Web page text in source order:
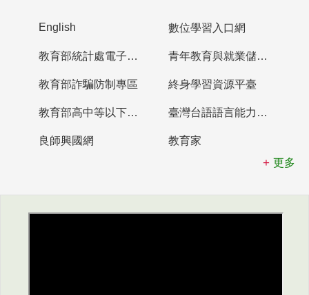
English 數位學習入口網
教育部統計處電子書櫃 青年教育與就業儲蓄帳戶
教育部詐騙防制專區 終身學習資源平臺
教育部高中等以下學校及幼兒園教師資格檢定考試 臺灣台語語言能力認證網站
良師興國網
教育家
更多